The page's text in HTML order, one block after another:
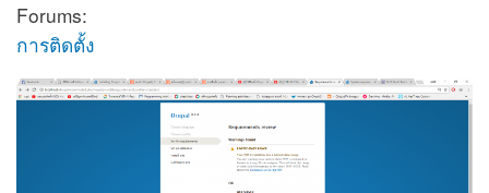
Forums:
การติดตั้ง